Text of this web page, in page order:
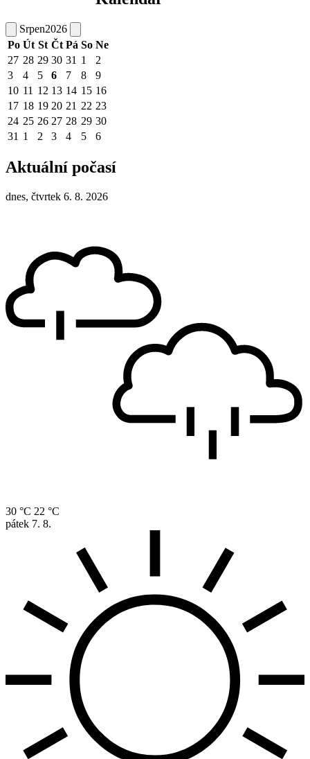
Srpen2026
Po Út St Čt Pá So Ne
27 28 29 30 31 1
2
3
4 5 6 7 8
9
10 11 12 13 14 15 16
17 18 19 20 21 22 23
24 25 26 27 28 29 30
31 1 2 3 4 5 6
Aktuální počasí
dnes, čtvrtek 6. 8. 2026
30 °C 22 °C
pátek 7. 8.